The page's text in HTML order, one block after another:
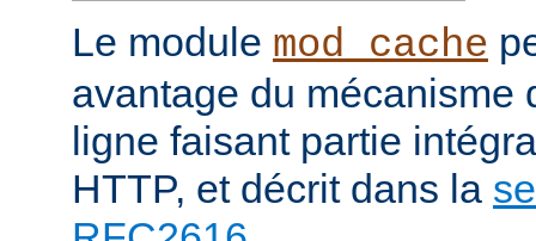
Le module mod_cache
avantage du mécanisme
ligne faisant partie
HTTP, et décrit dans la